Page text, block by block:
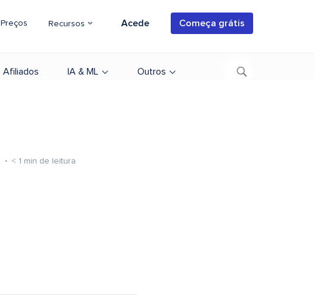
Preços Recursos Acede Começa grátis
Afiliados IA & ML Outros
< 1 min de leitura